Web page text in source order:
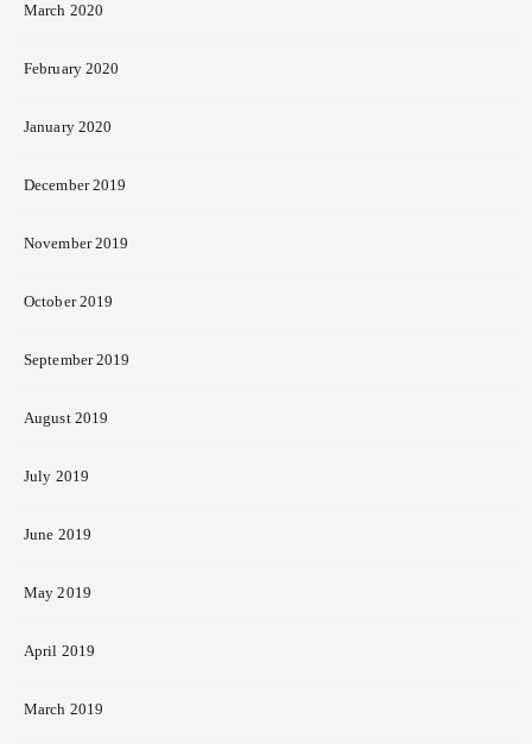
March 2020
February 2020
January 2020
December 2019
November 2019
October 2019
September 2019
August 2019
July 2019
June 2019
May 2019
April 2019
March 2019